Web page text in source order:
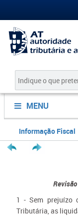
MENU
Informação Fiscal
1 - Sem prejuízo
Tributária, as